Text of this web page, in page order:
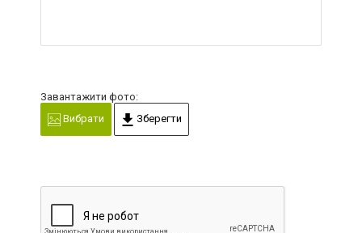
Завантажити фото:
Вибрати
Зберегти